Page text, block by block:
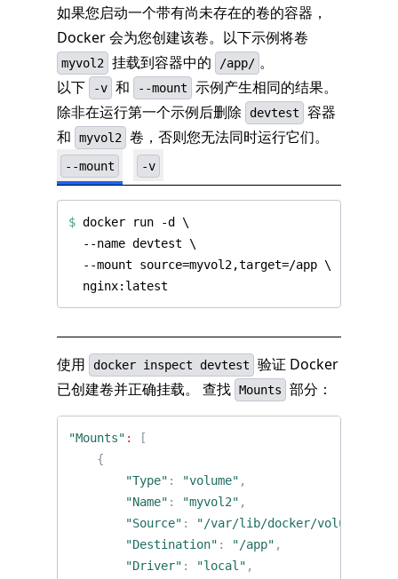
如果您启动一个带有尚未存在的卷的容器，
Docker 会为您创建该卷。以下示例将卷
myvol2 挂载到容器中的 /app/ 。
以下
-v 和 --mount
示例产生相同的结果。
除非在运行第一个示例后删除
devtest
容器
和
myvol2 卷，否则您无法同时运行它们。
--mount -v
$ docker run -d
使用 docker inspect devtest
验证 Docker
已创建卷并正确挂载。 查找 Mounts 部分：
"Mounts" :
[
{
"Type" : "volume" ,
"Name" : "myvol2" ,
"Source" :
"/var/lib/docker/volumes/
"Destination" : "/app" ,
"Driver" : "local" ,